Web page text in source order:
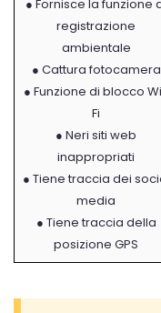
● Fornisce la funzione
registrazione
ambientale
● Cattura fotocamera
● Funzione di blocco
Fi
● Neri siti web
inappropriati
● Tiene traccia dei
media
● Tiene traccia della
posizione GPS